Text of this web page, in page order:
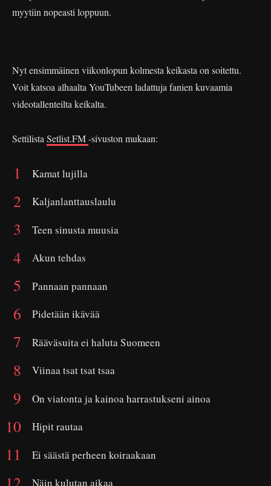
myytiin nopeasti loppuun.
Nyt ensimmäinen viikonlopun kolmesta keikasta on soitettu.
Voit katsoa alhaalta YouTubeen ladattuja fanien kuvaamia
videotallenteilta keikalta.
Settilista Setlist.FM-sivuston mukaan:
Kamat lujilla
Kaljanlanttauslaulu
Teen sinusta muusia
Akun tehdas
Pannaan pannaan
Pidetään ikävää
Rääväsuita ei haluta Suomeen
Viinaa tsat tsat tsaa
On viatonta ja kainoa harrastukseni ainoa
Hipit rautaa
Ei säästä perheen koiraakaan
Näin kulutan aikaa